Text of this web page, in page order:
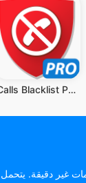
Calls Blacklist PRO